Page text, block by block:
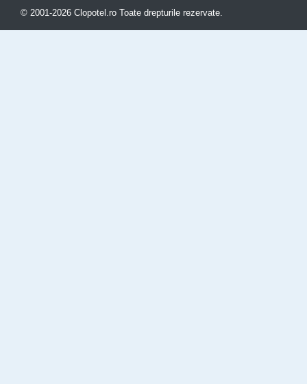
© 2001-2026 Clopotel.ro Toate drepturile rezervate.